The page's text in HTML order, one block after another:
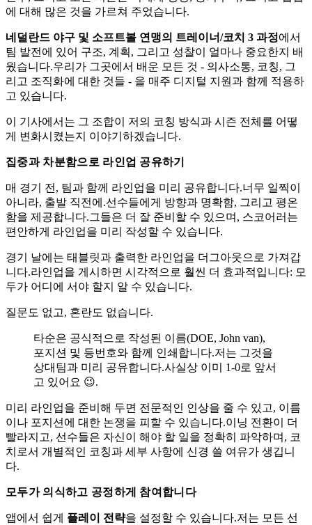
에 대해 많은 것을 가르쳐 주었습니다.
네덜란드 야구 및 소프트볼 연맹의 트레이너/코치 3 과정에서
팀 발전에 있어 구조, 계획, 그리고 성찰이 얼마나 중요한지 배
웠습니다.우리가 그곳에서 배운 모든 것 - 의사소통, 코칭, 그
리고 조직화에 대한 것들 - 을 매주 디지털 지원과 함께 적용하
고 있습니다.
이 기사에서는 그 조합이 저의 코칭 방식과 시즌 전체를 어떻
게 변화시켰는지 이야기하겠습니다.
집중과 차분함으로 라인업 공유하기
매 경기 전, 팀과 함께 라인업을 미리 공유합니다.너무 일찍이
아니라, 출발 직전에.선수들에게 방향과 명확함, 그리고 평온
함을 제공합니다.그들은 더 잘 준비할 수 있으며, 스코어러는
편안하게 라인업을 미리 작성할 수 있습니다.
경기 날에는 태블릿과 출력한 라인업을 더그아웃으로 가져갑
니다.라인업을 게시하면 시각적으로 훨씬 더 효과적입니다: 모
두가 어디에 서야 할지 알 수 있습니다.
질문도 없고, 혼란도 없습니다.
타순은 공식적으로 작성된 이름(DOE, John van),
포지션 및 등번호와 함께 인쇄합니다.저는 그것을
상대팀과 미리 공유합니다.사실상 이미 1-0로 앞서
고 있어요 😉.
미리 라인업을 준비해 두면 전문적인 인상을 줄 수 있고, 이름
이나 포지션에 대한 논쟁을 피할 수 있습니다.이닝 전환이 더
빨라지고, 선수들은 자신이 해야 할 일을 정확히 파악하며, 코
치로서 개별적인 코칭과 세부 사항에 신경 쓸 여유가 생깁니
다.
모두가 의식하고 공정하게 참여합니다
앱에서 쉽게 플레이 전략을 설정할 수 있습니다.저는 모든 선